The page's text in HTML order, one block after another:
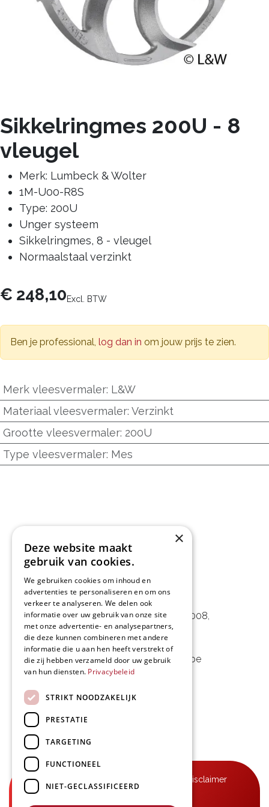
Sikkelringmes 200U - 8
vleugel
Merk: Lumbeck & Wolter
1M-U00-R8S
Type: 200U
Unger systeem
Sikkelringmes, 8 - vleugel
Normaalstaal verzinkt
€ 248,10Excl. BTW
Ben je professional, log dan in om jouw prijs te zien.
Merk vleesvermaler: L&W
Materiaal vleesvermaler: Verzinkt
Grootte vleesvermaler: 200U
Type vleesvermaler: Mes
L&D Foodpartner BV
Noorwegenstraat 29D, Haven 8008,
9940 Evergem, BE
09 253 49 57- mail@delmo.be
BE 0768.656.308
Volg ons
Disclaimer
×
Deze website maakt
gebruik van cookies.
We gebruiken cookies om inhoud en
advertenties te personaliseren en om ons
verkeer te analyseren. We delen ook
informatie over uw gebruik van onze site
met onze advertentie- en analysepartners,
die deze kunnen combineren met andere
informatie die u aan hen heeft verstrekt of
die zij hebben verzameld door uw gebruik
van hun diensten. Privacybeleid
STRIKT NOODZAKELIJK
PRESTATIE
TARGETING
FUNCTIONEEL
NIET-GECLASSIFICEERD